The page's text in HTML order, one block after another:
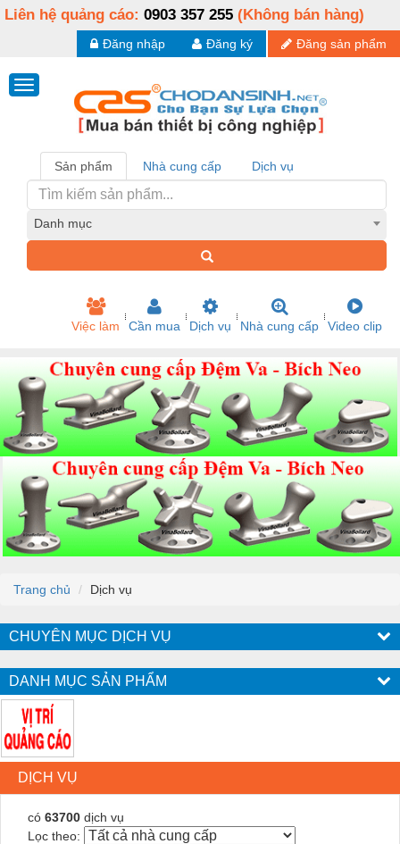
Liên hệ quảng cáo: 0903 357 255 (Không bán hàng)
Đăng sản phẩm
Đăng ký
Đăng nhập
Sản phẩm Nhà cung cấp Dịch vụ
Danh mục
Việc làm Cần mua Dịch vụ Nhà cung cấp Video clip
Trang chủ Dịch vụ
CHUYÊN MỤC DỊCH VỤ
DANH MỤC SẢN PHẨM
DỊCH VỤ
có 63700 dịch vụ
Lọc theo: